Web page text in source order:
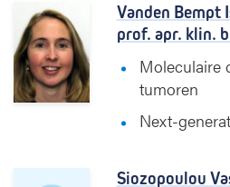
Vanden Bempt
prof. apr. klin.
Moleculaire
tumoren
Next-
Siozopoulou